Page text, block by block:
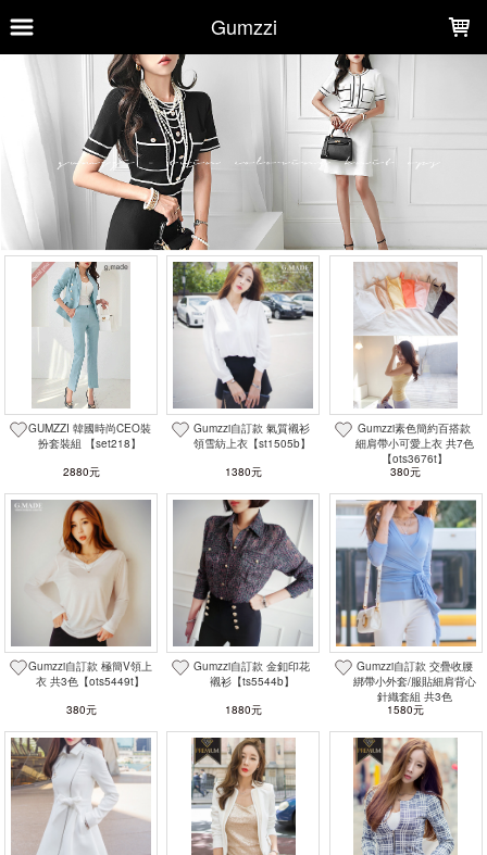
Gumzzi
銷售件數 銷售價格
樣式尺寸篩選
全部樣式 黑 白 象牙
米
海軍藍 藍 粉
紅
酒紅
全部尺寸 M L
25
28
F(S)
現貨商品
篩選
GUMZZI 韓國時尚CEO裝
扮套裝組 【set218】
2880元
Gumzzi自訂款 氣質襯衫
領雪紡上衣【st1505b】
1380元
Gumzzi素色簡約百搭款
細肩帶小可愛上衣 共7色
【ots3676t】
380元
Gumzzi自訂款 極簡V領上
衣 共3色【ots5449t】
380元
Gumzzi自訂款 金釦印花
襯衫【ts5544b】
1880元
Gumzzi自訂款 交疊收腰
綁帶小外套/服貼細肩背心
針織套組 共3色
【ts5420d】
1580元